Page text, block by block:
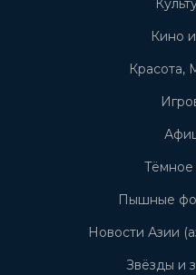
Кино
Красота,
Тёмное
Пышные
Новости Азии
Звёзды и